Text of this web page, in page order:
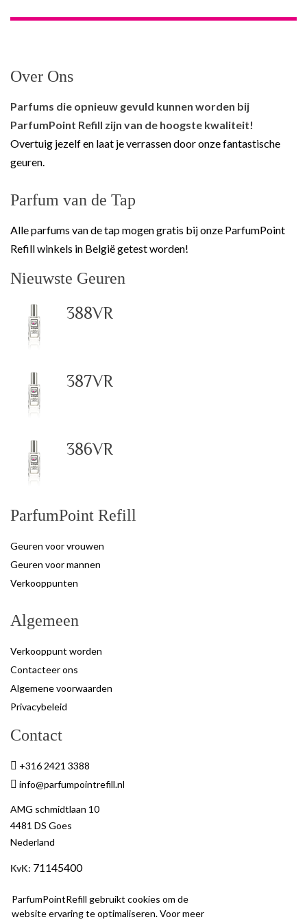
ParfumPointRefill gebruikt cookies om de
website ervaring te optimaliseren. Voor meer
Over Ons
Parfums die opnieuw gevuld kunnen worden bij
ParfumPoint Refill zijn van de hoogste kwaliteit!
Overtuig jezelf en laat je verrassen door onze fantastische
geuren.
Parfum van de Tap
Alle parfums van de tap mogen gratis bij onze ParfumPoint
Refill winkels in België getest worden!
Nieuwste Geuren
388VR
387VR
386VR
ParfumPoint Refill
Geuren voor vrouwen
Geuren voor mannen
Verkooppunten
Algemeen
Verkooppunt worden
Contacteer ons
Algemene voorwaarden
Privacybeleid
Contact
+316 2421 3388
info@parfumpointrefill.nl
AMG schmidtlaan 10
4481 DS Goes
Nederland
KvK: 71145400